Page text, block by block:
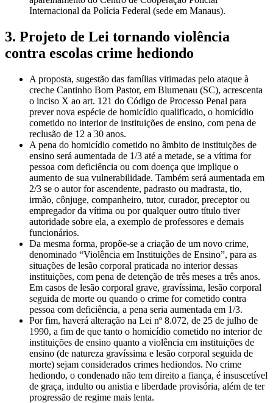
Internacional da Polícia Federal (sede em Manaus).
3. Projeto de Lei tornando violência
contra escolas crime hediondo
A proposta, sugestão das famílias vitimadas pelo ataque à
creche Cantinho Bom Pastor, em Blumenau (SC), acrescenta
o inciso X ao art. 121 do Código de Processo Penal para
prever nova espécie de homicídio qualificado, o homicídio
cometido no interior de instituições de ensino, com pena de
reclusão de 12 a 30 anos.
A pena do homicídio cometido no âmbito de instituições de
ensino será aumentada de 1/3 até a metade, se a vítima for
pessoa com deficiência ou com doença que implique o
aumento de sua vulnerabilidade. Também será aumentada em
2/3 se o autor for ascendente, padrasto ou madrasta, tio,
irmão, cônjuge, companheiro, tutor, curador, preceptor ou
empregador da vítima ou por qualquer outro título tiver
autoridade sobre ela, a exemplo de professores e demais
funcionários.
Da mesma forma, propõe-se a criação de um novo crime,
denominado “Violência em Instituições de Ensino”, para as
situações de lesão corporal praticada no interior dessas
instituições, com pena de detenção de três meses a três anos.
Em casos de lesão corporal grave, gravíssima, lesão corporal
seguida de morte ou quando o crime for cometido contra
pessoa com deficiência, a pena seria aumentada em 1/3.
Por fim, haverá alteração na Lei nº 8.072, de 25 de julho de
1990, a fim de que tanto o homicídio cometido no interior de
instituições de ensino quanto a violência em instituições de
ensino (de natureza gravíssima e lesão corporal seguida de
morte) sejam considerados crimes hediondos. No crime
hediondo, o condenado não tem direito a fiança, é insuscetível
de graça, indulto ou anistia e liberdade provisória, além de ter
progressão de regime mais lenta.